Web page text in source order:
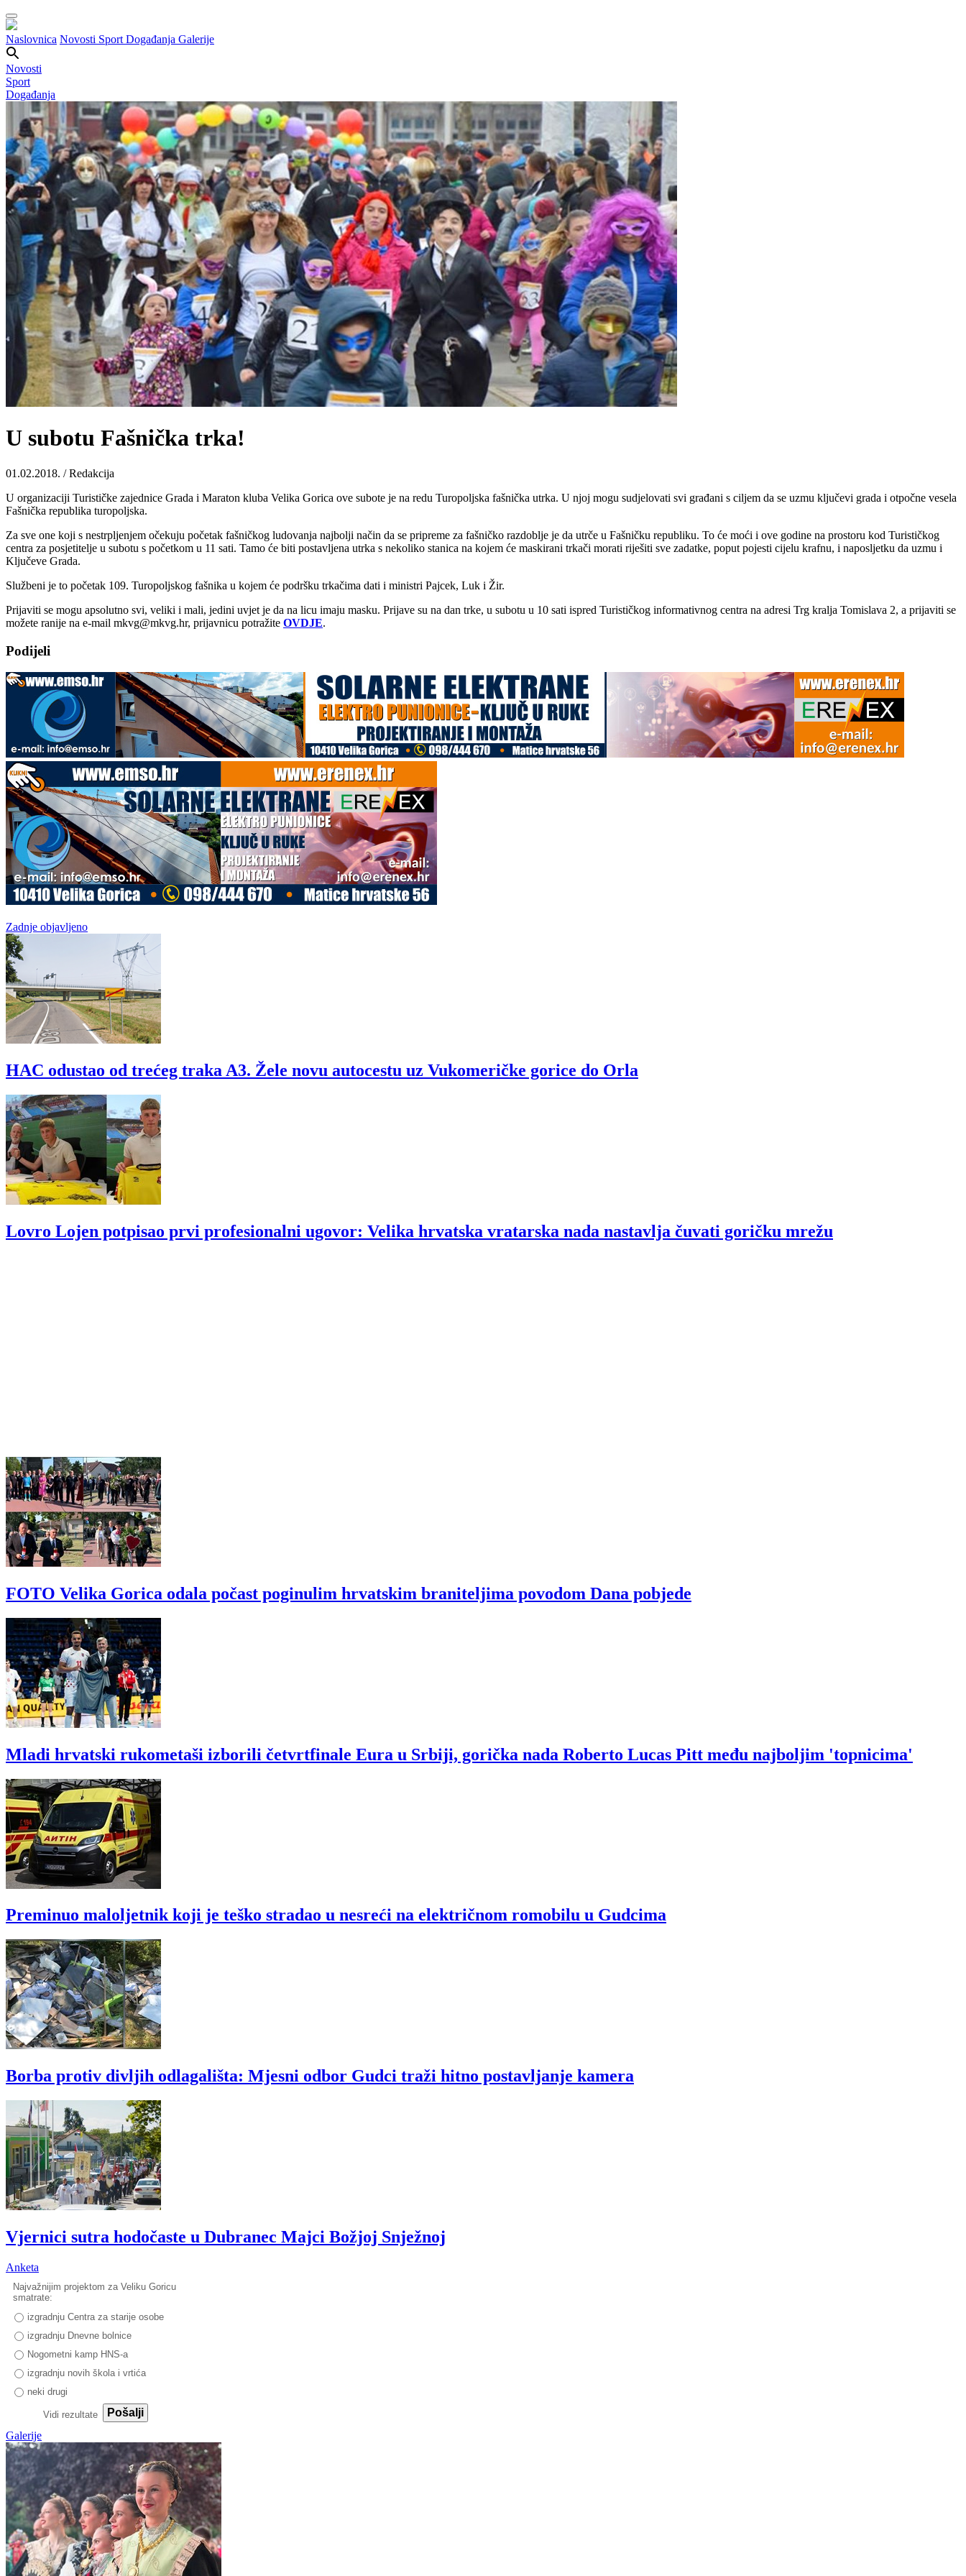
Naslovnica Novosti Sport Događanja Galerije
Novosti
Sport
Događanja
U subotu Fašnička trka!
01.02.2018. / Redakcija
U organizaciji Turističke zajednice Grada i Maraton kluba Velika Gorica ove subote je na redu Turopoljska fašnička utrka. U njoj mogu sudjelovati svi građani s ciljem da se uzmu ključevi grada i otpočne vesela
Fašnička republika turopoljska.
Za sve one koji s nestrpljenjem očekuju početak fašničkog ludovanja najbolji način da se pripreme za fašničko razdoblje je da utrče u Fašničku republiku. To će moći i ove godine na prostoru kod Turističkog
centra za posjetitelje u subotu s početkom u 11 sati. Tamo će biti postavljena utrka s nekoliko stanica na kojem će maskirani trkači morati riješiti sve zadatke, poput pojesti cijelu krafnu, i naposljetku da uzmu i
Ključeve Grada.
Službeni je to početak 109. Turopoljskog fašnika u kojem će podršku trkačima dati i ministri Pajcek, Luk i Žir.
Prijaviti se mogu apsolutno svi, veliki i mali, jedini uvjet je da na licu imaju masku. Prijave su na dan trke, u subotu u 10 sati ispred Turističkog informativnog centra na adresi Trg kralja Tomislava 2, a prijaviti se
možete ranije na e-mail mkvg@mkvg.hr, prijavnicu potražite OVDJE.
Podijeli
Zadnje objavljeno
HAC odustao od trećeg traka A3. Žele novu autocestu uz Vukomeričke gorice do Orla
Lovro Lojen potpisao prvi profesionalni ugovor: Velika hrvatska vratarska nada nastavlja čuvati goričku mrežu
FOTO Velika Gorica odala počast poginulim hrvatskim braniteljima povodom Dana pobjede
Mladi hrvatski rukometaši izborili četvrtfinale Eura u Srbiji, gorička nada Roberto Lucas Pitt među najboljim 'topnicima'
Preminuo maloljetnik koji je teško stradao u nesreći na električnom romobilu u Gudcima
Borba protiv divljih odlagališta: Mjesni odbor Gudci traži hitno postavljanje kamera
Vjernici sutra hodočaste u Dubranec Majci Božjoj Snježnoj
Anketa
Najvažnijim projektom za Veliku Goricu
smatrate:
izgradnju Centra za starije osobe
izgradnju Dnevne bolnice
Nogometni kamp HNS-a
izgradnju novih škola i vrtića
neki drugi
Vidi rezultate
Pošalji
Galerije